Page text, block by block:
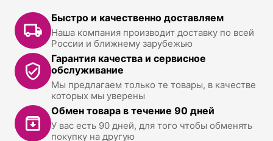
Быстро и качественно доставляем
Наша компания производит доставку по всей
России и ближнему зарубежью
Гарантия качества и сервисное
обслуживание
Мы предлагаем только те товары, в качестве
которых мы уверены
Обмен товара в течение 90 дней
У вас есть 90 дней, для того чтобы обменять
покупку на другую